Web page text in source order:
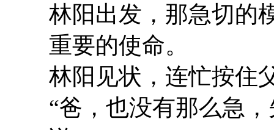
林阳出发，那急切的
重要的使命。
林阳见状，连忙按住
“爸，也没有那么急